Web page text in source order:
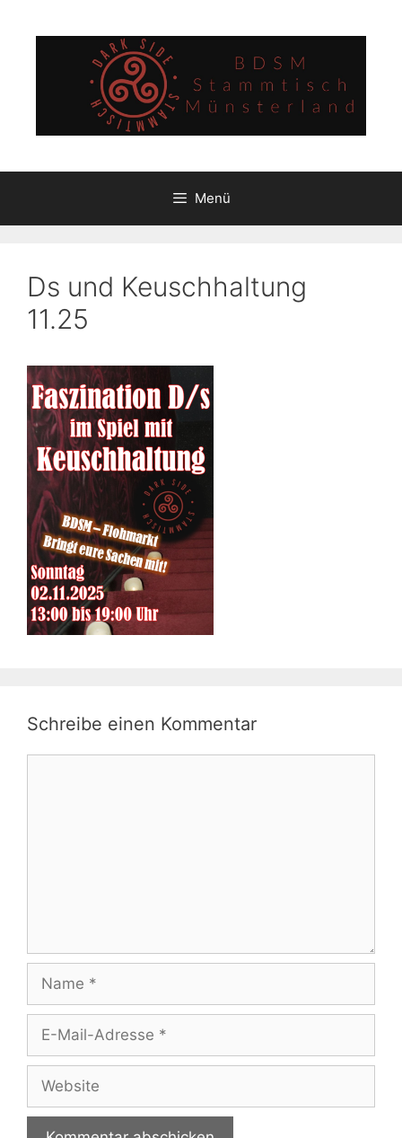
Inhalt
Menü
Ds und Keuschhaltung
11.25
Schreibe einen Kommentar
Name
Adresse
Website